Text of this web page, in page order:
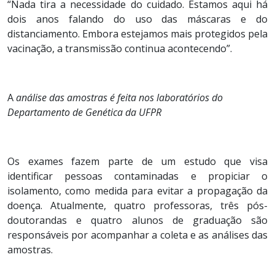
“Nada tira a necessidade do cuidado. Estamos aqui há
dois anos falando do uso das máscaras e do
distanciamento. Embora estejamos mais protegidos pela
vacinação, a transmissão continua acontecendo”.
Aanálise das amostras é feita nos laboratórios do
Departamento de Genética da UFPR
Os exames fazem parte de um estudo que visa
identificar pessoas contaminadas e propiciar o
isolamento, como medida para evitar a propagação da
doença. Atualmente, quatro professoras, três pós-
doutorandas e quatro alunos de graduação são
responsáveis por acompanhar a coleta e as análises das
amostras.